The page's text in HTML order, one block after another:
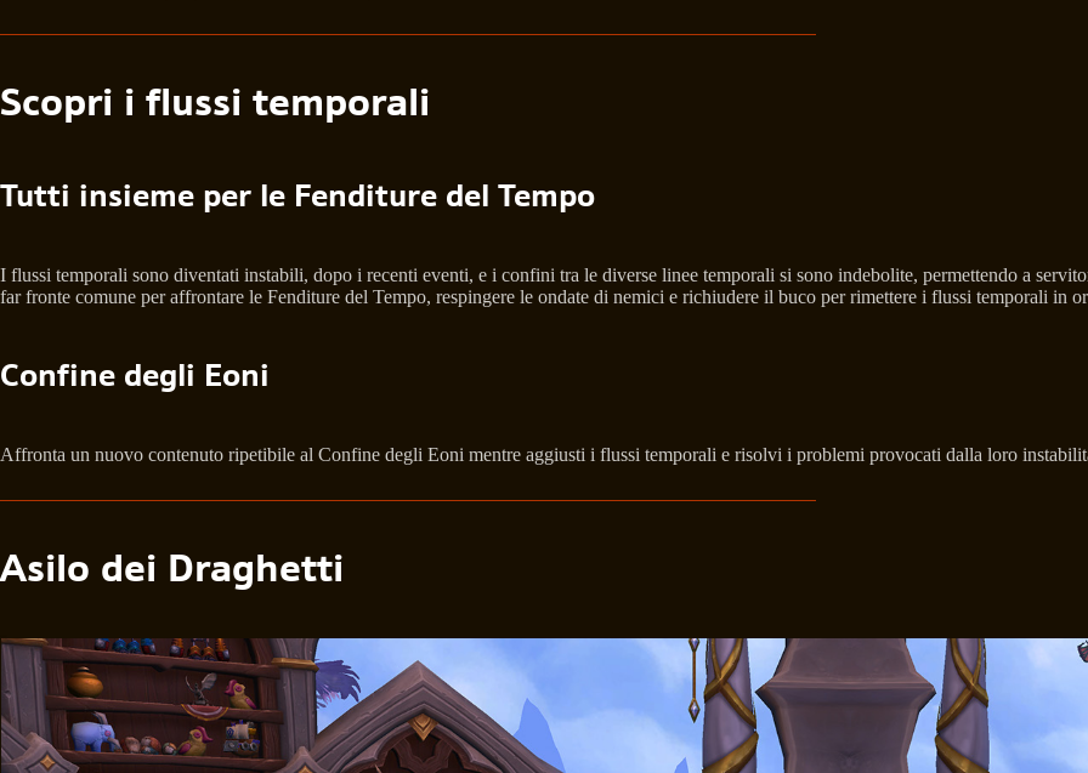
Scopri i flussi temporali
Tutti insieme per le Fenditure del Tempo
I flussi temporali sono diventati instabili, dopo i recenti eventi, e i confini tra le diverse linee temporali si sono indebolite, permettendo a
far fronte comune per affrontare le Fenditure del Tempo, respingere le ondate di nemici e richiudere il buco per rimettere i flussi temporali in
Confine degli Eoni
Affronta un nuovo contenuto ripetibile al Confine degli Eoni mentre aggiusti i flussi temporali e risolvi i problemi provocati dalla loro
Asilo dei Draghetti